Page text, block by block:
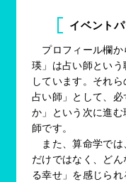
イベント
プロフィール欄か
瑛」は占い師とい
しています。それ
占い師」として、
か」という次に進
師です。
また、算命学では
だけではなく、ど
る幸せ」を感じら